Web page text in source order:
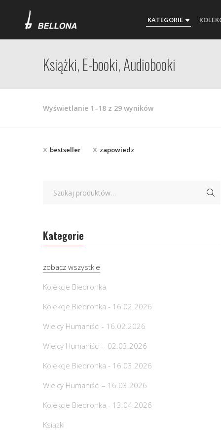
KATEGORIE
Książki, E-booki, Audiobooki
Wyświetlanie 1–18 z 29 wynikówPosortowane
bestseller zapowiedz
Kategorie
zobacz wszystkie
Kolekcje Biedronka
Kolekcje Biedronka - 16.02.2026
Wielcy Humaniści - 16.02.2026
Wielcy Humaniści – 02.03.2026
Kolekcje Biedronka - 16.03.2026
Wielcy Humaniści – 16.03.2026
Kolekcje Biedronka - 13.04.2026
Książki